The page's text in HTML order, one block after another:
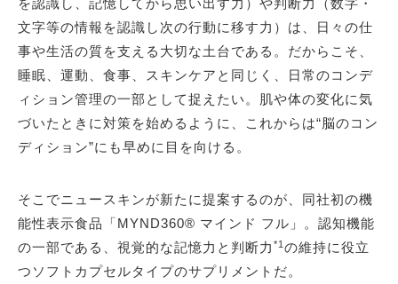
を認識し、記憶してから思い出す力）や判断力（数字・
文字等の情報を認識し次の行動に移す力）は、日々の仕
事や生活の質を支える大切な土台である。だからこそ、
睡眠、運動、食事、スキンケアと同じく、日常のコンデ
ィション管理の一部として捉えたい。肌や体の変化に気
づいたときに対策を始めるように、これからは“脳のコン
ディション”にも早めに目を向ける。
そこでニュースキンが新たに提案するのが、同社初の機
能性表示食品「MYND360® マインド フル」。認知機能
の一部である、視覚的な記憶力と判断力 *1 の維持に役立
つソフトカプセルタイプのサプリメントだ。